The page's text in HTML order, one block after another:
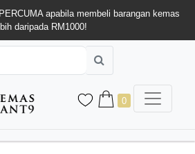
apabila membeli barangan kemas
daripada RM1000!
0